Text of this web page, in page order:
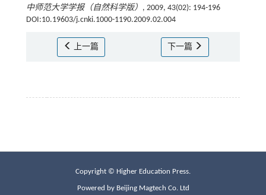
中师范大学学报（自然科学版） , 2009, 43(02): 194-196
DOI:10.19603/j.cnki.1000-1190.2009.02.004
上一篇 下一篇
Copyright © Higher Education Press.
Powered by Beijing Magtech Co. Ltd